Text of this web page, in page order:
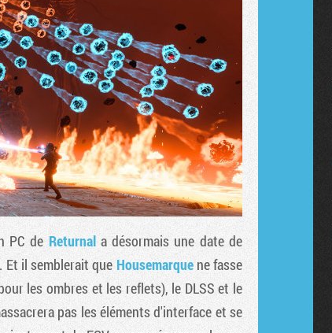
PC de Returnal a désormais une date de
Et il semblerait que Housemarque ne fasse
les ombres et les reflets), le DLSS et le
pas les éléments d'interface et se